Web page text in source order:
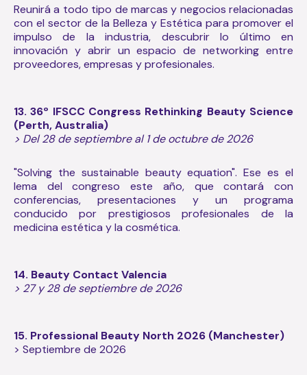
Reunirá a todo tipo de marcas y negocios relacionadas
con el sector de la Belleza y Estética para promover el
impulso de la industria, descubrir lo último en
innovación y abrir un espacio de networking entre
proveedores, empresas y profesionales.
13. 36º IFSCC Congress Rethinking Beauty Science
(Perth, Australia)
> Del 28 de septiembre al 1 de octubre de 2026
"Solving the sustainable beauty equation". Ese es el
lema del congreso este año, que contará con
conferencias, presentaciones y un programa
conducido por prestigiosos profesionales de la
medicina estética y la cosmética.
14. Beauty Contact Valencia
> 27 y 28 de septiembre de 2026
15. Professional Beauty North 2026 (Manchester)
> Septiembre de 2026